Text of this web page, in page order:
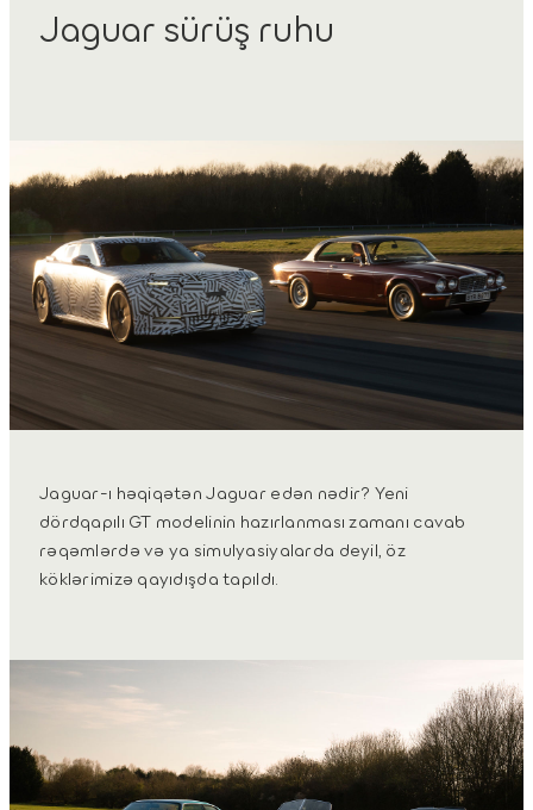
Jaguar sürüş ruhu
Jaguar-ı həqiqətən Jaguar edən nədir? Yeni
dördqapılı GT modelinin hazırlanması zamanı cavab
rəqəmlərdə və ya simulyasiyalarda deyil, öz
köklərimizə qayıdışda tapıldı.